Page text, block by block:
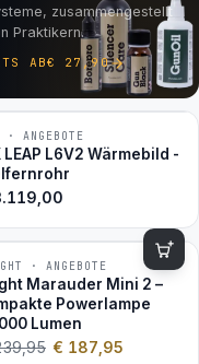
zusammengestellt
Praktikern.
AB€ 27,90
· ANGEBOTE
LEAP L6V2 Wärmebild -
% · ANGEBOTE
Marauder Mini 2 –
Powerlampe
Lumen
€ 187,95